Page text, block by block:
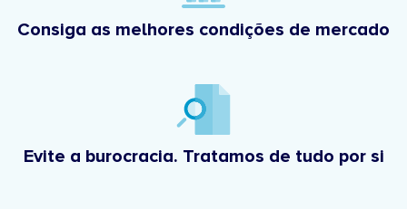
Consiga as melhores condições de mercado
Evite a burocracia. Tratamos de tudo por si